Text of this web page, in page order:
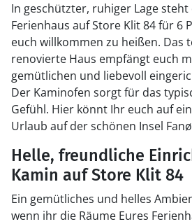
In geschützter, ruhiger Lage
Ferienhaus auf Store Klit 84 für 6
euch willkommen zu heißen. Das
renovierte Haus empfängt euch
gemütlichen und liebevoll
Der Kaminofen sorgt für das
Gefühl. Hier könnt Ihr euch auf
Urlaub auf der schönen Insel
Helle, freundliche
Kamin auf Store Klit 84
Ein gemütliches und helles
wenn ihr die Räume Eures